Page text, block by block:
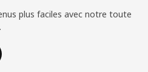
plus faciles avec notre toute